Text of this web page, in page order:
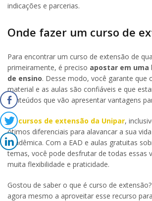
indicações e parcerias.
Onde fazer um curso de
Para encontrar um curso de extensão de
primeiramente, é preciso apostar em
de ensino. Desse modo, você garante que
material e as aulas são confiáveis e que
conteúdos que vão apresentar vantagens
Oscursos de extensão da Unipar,
ótimos diferenciais para alavancar a sua
acadêmica. Com a EAD e aulas gratuitas
temas, você pode desfrutar de todas essas
muita flexibilidade e praticidade.
Gostou de saber o que é curso de
agora mesmo a aproveitar esse recurso